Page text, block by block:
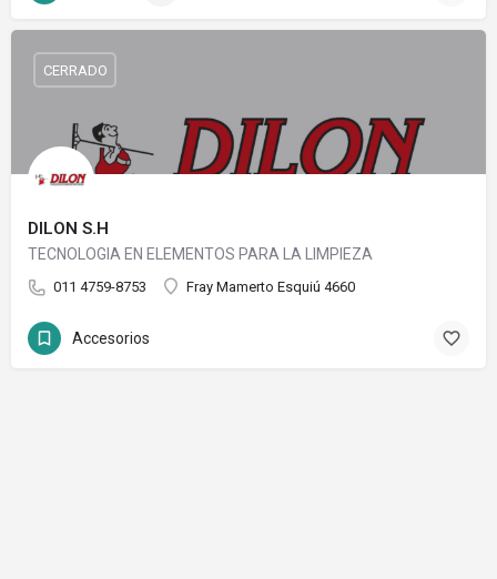
DILON S.H
TECNOLOGIA EN ELEMENTOS PARA LA LIMPIEZA
011 4759-8753 Fray Mamerto Esquiú 4660
CERRADO
Accesorios